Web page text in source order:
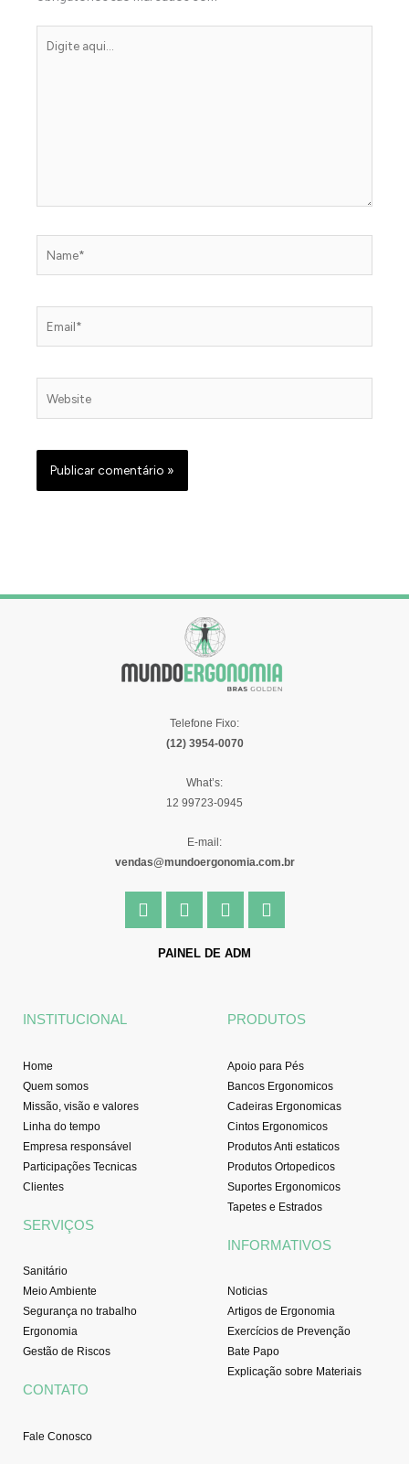
aqui...
Telefone Fixo:
(12) 3954-0070
What’s:
12 99723-0945
E-mail:
vendas@mundoergonomia.com.br
F
a
I
n
t
Y
o
t
e
L
i
i
n
PAINEL DE ADM
INSTITUCIONAL
Home
Quem somos
Missão, visão e valores
Linha do tempo
Empresa responsável
Participações Tecnicas
Clientes
SERVIÇOS
Sanitário
Meio Ambiente
Segurança no trabalho
Ergonomia
Gestão de Riscos
CONTATO
Fale Conosco
PRODUTOS
Apoio para Pés
Bancos Ergonomicos
Cadeiras Ergonomicas
Cintos Ergonomicos
Produtos Anti estaticos
Produtos Ortopedicos
Suportes Ergonomicos
Tapetes e Estrados
INFORMATIVOS
Noticias
Artigos de Ergonomia
Exercícios de Prevenção
Bate Papo
Explicação sobre Materiais